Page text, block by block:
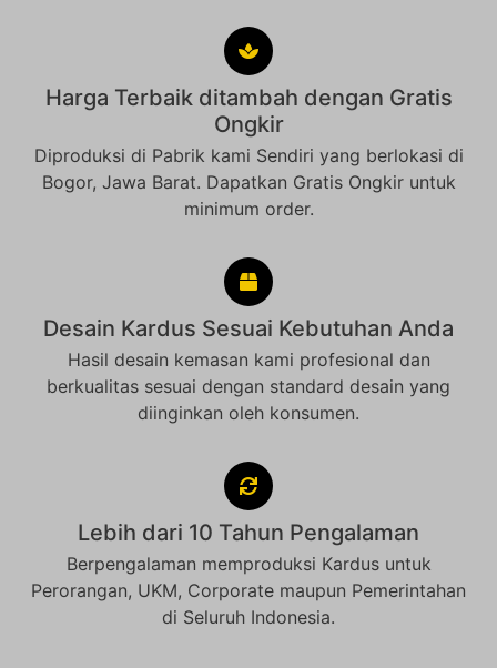
Harga Terbaik ditambah dengan Gratis
Ongkir
Diproduksi di Pabrik kami Sendiri yang berlokasi di
Bogor, Jawa Barat. Dapatkan Gratis Ongkir untuk
minimum order.
Desain Kardus Sesuai Kebutuhan Anda
Hasil desain kemasan kami profesional dan
berkualitas sesuai dengan standard desain yang
diinginkan oleh konsumen.
Lebih dari 10 Tahun Pengalaman
Berpengalaman memproduksi Kardus untuk
Perorangan, UKM, Corporate maupun Pemerintahan
di Seluruh Indonesia.